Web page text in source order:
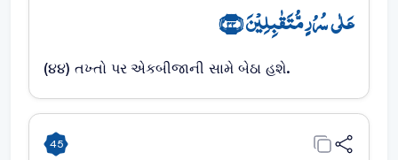
عَلٰی سُرُرٍ مُّتَقٰبِلِیۡنَ ﴿۴۴﴾
(૪૪) તખ્તો પર એકબીજાની સામે બેઠા હશે.
45